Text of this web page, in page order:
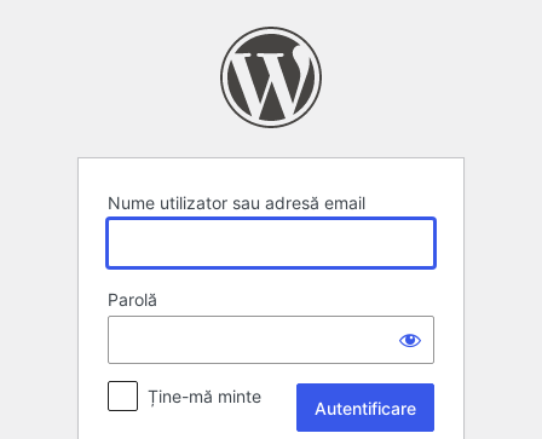
Nume utilizator sau adresă email
Parolă
Ține-mă minte